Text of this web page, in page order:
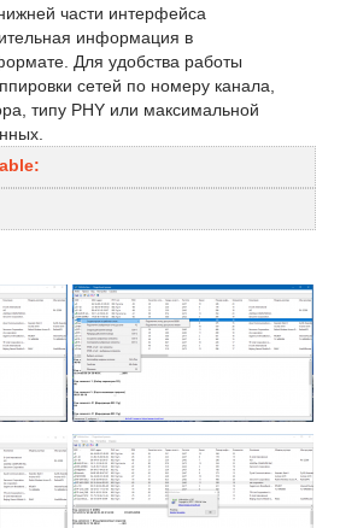
части интерфейса
информация в
Для удобства работы
сетей по номеру канала,
типу PHY или максимальной